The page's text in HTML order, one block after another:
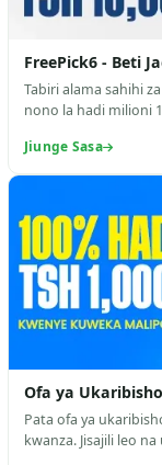
FreePick6 - Beti
Tabiri alama sahihi
nono la hadi milioni
Jiunge Sasa
Ofa ya
Pata ofa ya